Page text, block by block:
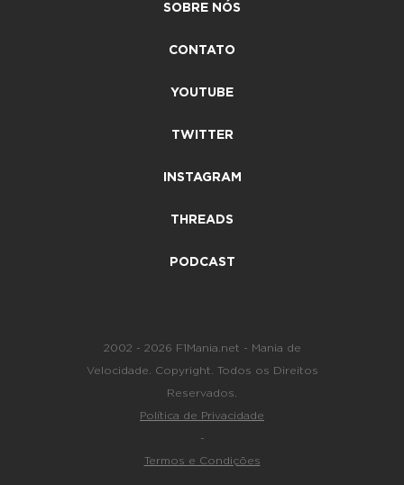
SOBRE NÓS
CONTATO
YOUTUBE
TWITTER
INSTAGRAM
THREADS
PODCAST
2002 - 2026 F1Mania.net - Mania de
Velocidade. Copyright. Todos os Direitos
Reservados.
Política de Privacidade
-
Termos e Condições